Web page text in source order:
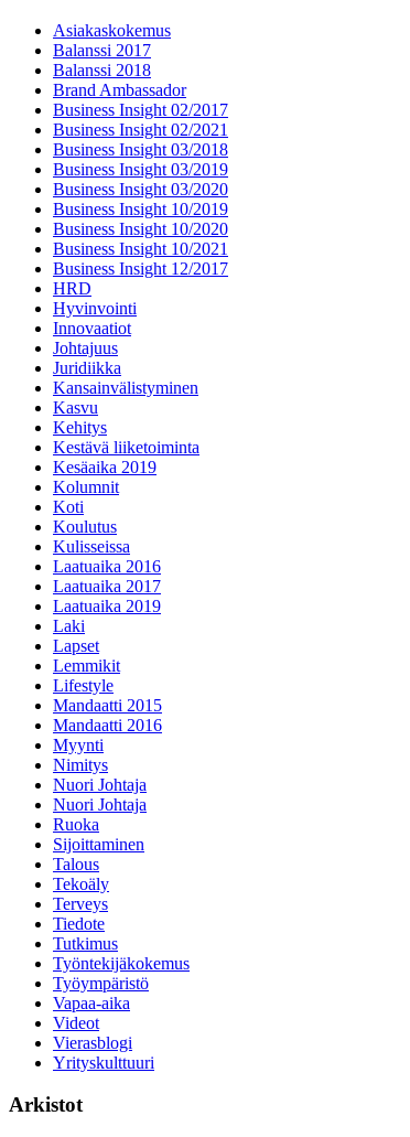
Asiakaskokemus
Balanssi 2017
Balanssi 2018
Brand Ambassador
Business Insight 02/2017
Business Insight 02/2021
Business Insight 03/2018
Business Insight 03/2019
Business Insight 03/2020
Business Insight 10/2019
Business Insight 10/2020
Business Insight 10/2021
Business Insight 12/2017
HRD
Hyvinvointi
Innovaatiot
Johtajuus
Juridiikka
Kansainvälistyminen
Kasvu
Kehitys
Kestävä liiketoiminta
Kesäaika 2019
Kolumnit
Koti
Koulutus
Kulisseissa
Laatuaika 2016
Laatuaika 2017
Laatuaika 2019
Laki
Lapset
Lemmikit
Lifestyle
Mandaatti 2015
Mandaatti 2016
Myynti
Nimitys
Nuori Johtaja
Nuori Johtaja
Ruoka
Sijoittaminen
Talous
Tekoäly
Terveys
Tiedote
Tutkimus
Työntekijäkokemus
Työympäristö
Vapaa-aika
Videot
Vierasblogi
Yrityskulttuuri
Arkistot